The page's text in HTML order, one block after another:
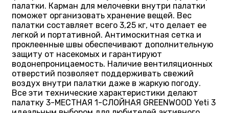
палатки. Карман для мелочевки внутри палатки
поможет организовать хранение вещей. Вес
палатки составляет всего 3,25 кг, что делает ее
легкой и портативной. Антимоскитная сетка и
проклеенные швы обеспечивают дополнительную
защиту от насекомых и гарантируют
водонепроницаемость. Наличие вентиляционных
отверстий позволяет поддерживать свежий
воздух внутри палатки даже в жаркую погоду.
Все эти технические характеристики делают
палатку 3-МЕСТНАЯ 1-СЛОЙНАЯ GREENWOOD Yeti 3